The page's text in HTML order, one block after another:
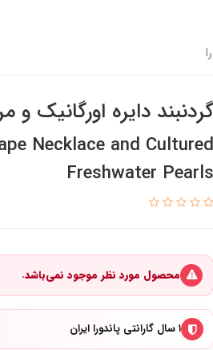
گردنبند دایره اورگانیک و
Necklace and Cultured
Freshwater Pearls
محصول مورد نظر موجود نمی‌باشد.
۱ سال گارانتی پاندورا ایران